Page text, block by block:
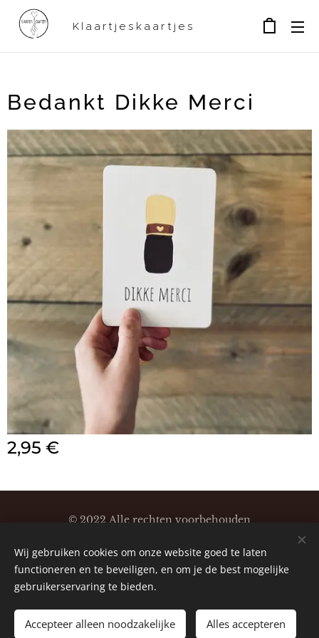
Klaartjeskaartjes
Bedankt Dikke Merci
2,95 €
TOEVOEGEN AAN DE WINKELWAGEN
© 2022 Alle rechten voorbehouden
Cookies
Wij gebruiken cookies om onze website goed te laten
functioneren en te beveiligen, en om je de best mogelijke
gebruikerservaring te bieden.
Accepteer alleen noodzakelijke Alles accepteren